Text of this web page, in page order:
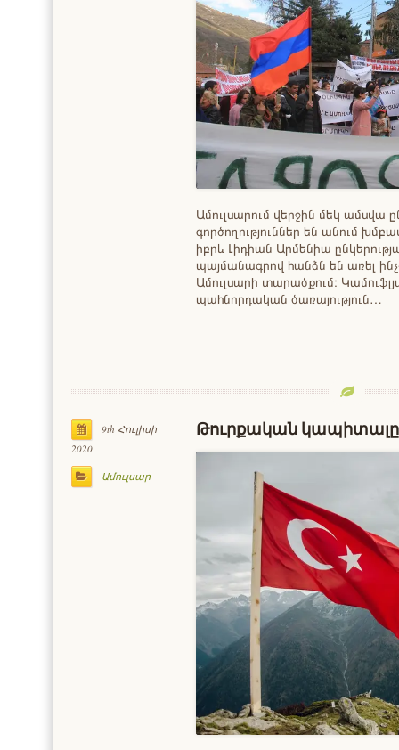
Ամուլսարում վերջին մեկ
գործողություններ են անում
իբրև Լիդիան Արմենիա
պայմանագրով հանձն են առել
Ամուլսարի տարածքում։
պահնորդական ծառայություն…
9th Հուլիսի
2020
Ամուլսար
Թուրքական կապիտալը